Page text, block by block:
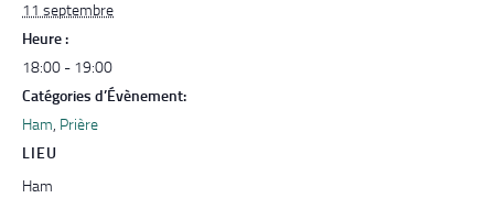
11 septembre
Heure :
18:00 - 19:00
Catégories d’Évènement:
Ham, Prière
LIEU
Ham